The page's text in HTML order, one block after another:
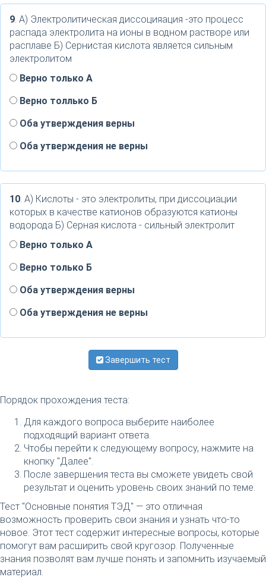
9. А) Электролитическая диссоцияация -это процесс
распада электролита на ионы в водном растворе или
расплаве Б) Сернистая кислота является сильным
электролитом
Верно только А
Верно толлько Б
Оба утверждения верны
Оба утверждения не верны
10. А) Кислоты - это электролиты, при диссоциации
которых в качестве катионов образуются катионы
водорода Б) Серная кислота - сильный электролит
Верно только А
Верно только Б
Оба утверждения верны
Оба утверждения не верны
Завершить тест
Порядок прохождения теста:
Для каждого вопроса выберите наиболее
подходящий вариант ответа.
Чтобы перейти к следующему вопросу, нажмите на
кнопку "Далее".
После завершения теста вы сможете увидеть свой
результат и оценить уровень своих знаний по теме.
Тест "Основные понятия ТЭД" — это отличная
возможность проверить свои знания и узнать что-то
новое. Этот тест содержит интересные вопросы, которые
помогут вам расширить свой кругозор. Полученные
знания позволят вам лучше понять и запомнить изучаемый
материал.